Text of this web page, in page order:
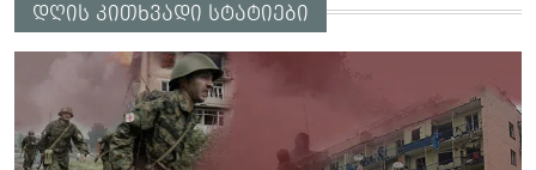
დღის კითხვადი სტატიები